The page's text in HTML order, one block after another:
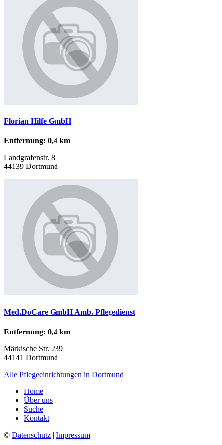
Florian Hilfe GmbH
Entfernung: 0,4 km
Landgrafenstr. 8
44139 Dortmund
Med.DoCare GmbH Amb. Pflegedienst
Entfernung: 0,4 km
Märkische Str. 239
44141 Dortmund
Alle Pflegeeinrichtungen in Dortmund
Home
Über uns
Suche
Kontakt
© Datenschutz | Impressum